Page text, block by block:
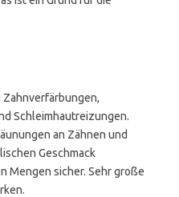
Schleimhautreizungen.
an Zähnen und
Geschmack
Mengen sicher. Sehr große